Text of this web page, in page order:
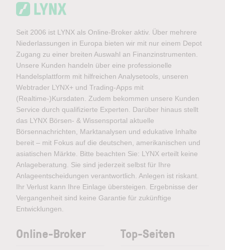
Seit 2006 ist LYNX als Online-Broker aktiv. Über mehrere
Niederlassungen in Europa bieten wir mit nur einem Depot
Zugang zu einer breiten Auswahl an Finanzinstrumenten.
Unsere Kunden handeln über eine professionelle
Handelsplattform mit hilfreichen Analysetools, unseren
Webtrader LYNX+ und Trading-Apps mit
(Realtime-)Kursdaten. Zudem bekommen unsere Kunden
Service durch qualifizierte Experten. Darüber hinaus stellt
das LYNX Börsen- & Wissensportal aktuelle
Börsennachrichten, Marktanalysen und edukative Inhalte
bereit – mit Fokus auf die deutschen, amerikanischen und
asiatischen Märkte. Bitte beachten Sie: LYNX erteilt keine
Anlageberatung. Sie sind jederzeit selbst für Ihre
Anlageentscheidungen verantwortlich. Anlegen ist riskant.
Ihr Verlust kann Ihre Einlage übersteigen. Ergebnisse der
Vergangenheit sind keine Garantie für zukünftige
Entwicklungen.
Online-Broker Top-Seiten